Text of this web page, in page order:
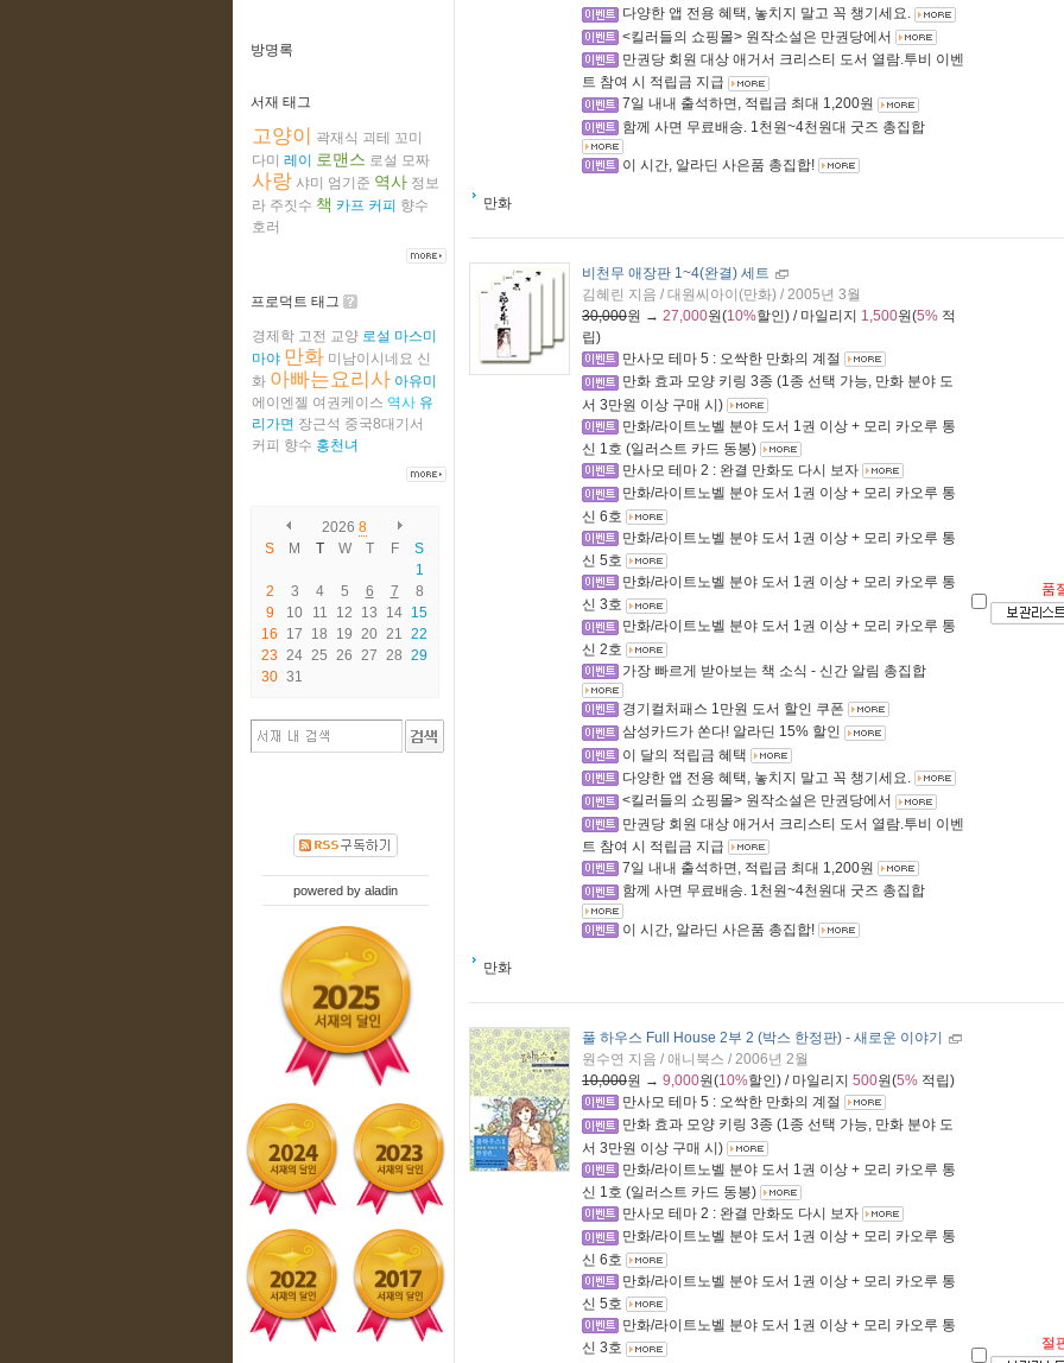
방명록
서재 태그
고양이 곽재식 괴테 꼬미
다미 레이 로맨스 로설 모짜
사랑 샤미 엄기준 역사 정보
라 주짓수 책 카프 커피 향수
호러
프로덕트 태그
경제학 고전 교양 로설 마스미
마야 만화 미남이시네요 신
화 아빠는요리사 아유미
에이엔젤 여권케이스 역사 유
리가면 장근석 중국8대기서
커피 향수 홍천녀
2026 8
S
M T W T F
S
1
2
3 4 5 6 7
8
9
10 11 12 13 14 15
16
17 18 19 20 21
22
23 24 25 26 27 28 29
30 31
powered by aladin
다양한 앱 전용 혜택, 놓치지 말고 꼭 챙기세요.
<킬러들의 쇼핑몰> 원작소설은 만권당에서
만권당 회원 대상 애거서 크리스티 도서 열람.투비 이벤
트 참여 시 적립금 지급
7일 내내 출석하면, 적립금 최대 1,200원
함께 사면 무료배송. 1천원~4천원대 굿즈 총집합
이 시간, 알라딘 사은품 총집합!
만화
비천무 애장판 1~4(완결) 세트
김혜린 지음 / 대원씨아이(만화) / 2005년 3월
30,000원 → 27,000원(10%할인) / 마일리지 1,500원(5% 적
립)
만사모 테마 5 : 오싹한 만화의 계절
만화 효과 모양 키링 3종 (1종 선택 가능, 만화 분야 도
서 3만원 이상 구매 시)
만화/라이트노벨 분야 도서 1권 이상 + 모리 카오루 통
신 1호 (일러스트 카드 동봉)
만사모 테마 2 : 완결 만화도 다시 보자
만화/라이트노벨 분야 도서 1권 이상 + 모리 카오루 통
신 6호
만화/라이트노벨 분야 도서 1권 이상 + 모리 카오루 통
신 5호
만화/라이트노벨 분야 도서 1권 이상 + 모리 카오루 통
신 3호
만화/라이트노벨 분야 도서 1권 이상 + 모리 카오루 통
신 2호
가장 빠르게 받아보는 책 소식 - 신간 알림 총집합
경기컬처패스 1만원 도서 할인 쿠폰
삼성카드가 쏜다! 알라딘 15% 할인
이 달의 적립금 혜택
다양한 앱 전용 혜택, 놓치지 말고 꼭 챙기세요.
<킬러들의 쇼핑몰> 원작소설은 만권당에서
만권당 회원 대상 애거서 크리스티 도서 열람.투비 이벤
트 참여 시 적립금 지급
7일 내내 출석하면, 적립금 최대 1,200원
함께 사면 무료배송. 1천원~4천원대 굿즈 총집합
이 시간, 알라딘 사은품 총집합!
품
만화
풀 하우스 Full House 2부 2 (박스 한정판) - 새로운 이야기
원수연 지음 / 애니북스 / 2006년 2월
10,000원 → 9,000원(10%할인) / 마일리지 500원(5% 적립)
만사모 테마 5 : 오싹한 만화의 계절
만화 효과 모양 키링 3종 (1종 선택 가능, 만화 분야 도
서 3만원 이상 구매 시)
만화/라이트노벨 분야 도서 1권 이상 + 모리 카오루 통
신 1호 (일러스트 카드 동봉)
만사모 테마 2 : 완결 만화도 다시 보자
만화/라이트노벨 분야 도서 1권 이상 + 모리 카오루 통
신 6호
만화/라이트노벨 분야 도서 1권 이상 + 모리 카오루 통
신 5호
만화/라이트노벨 분야 도서 1권 이상 + 모리 카오루 통
신 3호
절